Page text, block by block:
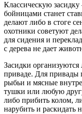
Классическую
бойницами станет
делают либо в стоге
охотники советуют
для сидения и
с дерева не дает
Засидки организуются
приваде. Для привады
рыбьи и мясные
тушки или любую
либо прибить колом,
нарубить и раскидать